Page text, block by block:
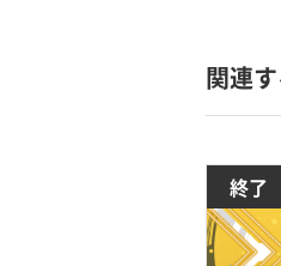
関連
終了